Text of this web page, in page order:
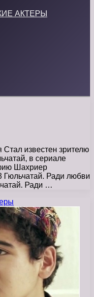
АКТЕРЫ
известен зрителю
в сериале
Шахриер
Гюльчатай. Ради любви
Ради …